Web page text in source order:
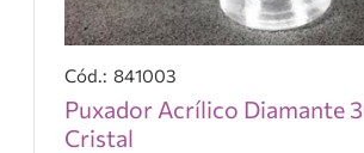
841003
Puxador Acrílico Diamante
Cristal